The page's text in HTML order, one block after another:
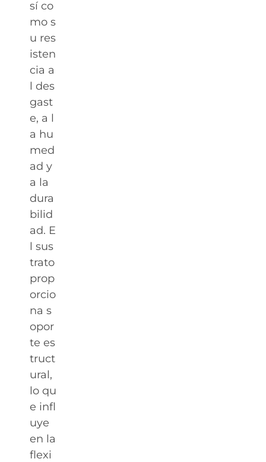
sí co
mo s
u res
isten
cia a
l des
gast
e, a l
a hu
med
ad y
a la
dura
bilid
ad. E
l sus
trato
prop
orcio
na s
opor
te es
truct
ural,
lo qu
e infl
uye
en la
flexi